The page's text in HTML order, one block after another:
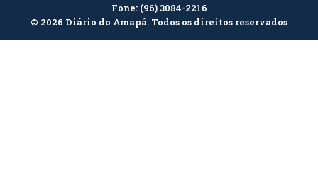
Fone: (96) 3084-2216
© 2026 Diário do Amapá. Todos os direitos reservados